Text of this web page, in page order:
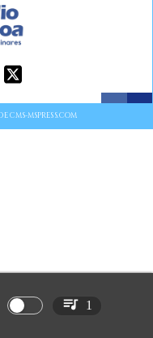
CMS-MSPRESS.COM
1